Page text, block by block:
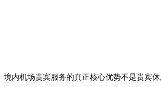
境内机场贵宾服务的真正核心优势不是贵宾